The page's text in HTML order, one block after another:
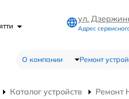
ул.
Адрес
О компании Ремонт
Каталог устройств Ремонт